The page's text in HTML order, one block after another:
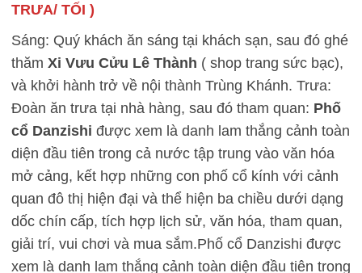
TRƯA/ TỐI )
Sáng: Quý khách ăn sáng tại khách sạn, sau đó ghé
thăm Xi Vưu Cửu Lê Thành ( shop trang sức bạc),
và khởi hành trở về nội thành Trùng Khánh. Trưa:
Đoàn ăn trưa tại nhà hàng, sau đó tham quan: Phố
cổ Danzishi được xem là danh lam thắng cảnh toàn
diện đầu tiên trong cả nước tập trung vào văn hóa
mở cảng, kết hợp những con phố cổ kính với cảnh
quan đô thị hiện đại và thể hiện ba chiều dưới dạng
dốc chín cấp, tích hợp lịch sử, văn hóa, tham quan,
giải trí, vui chơi và mua sắm.Phố cổ Danzishi được
xem là danh lam thắng cảnh toàn diện đầu tiên trong